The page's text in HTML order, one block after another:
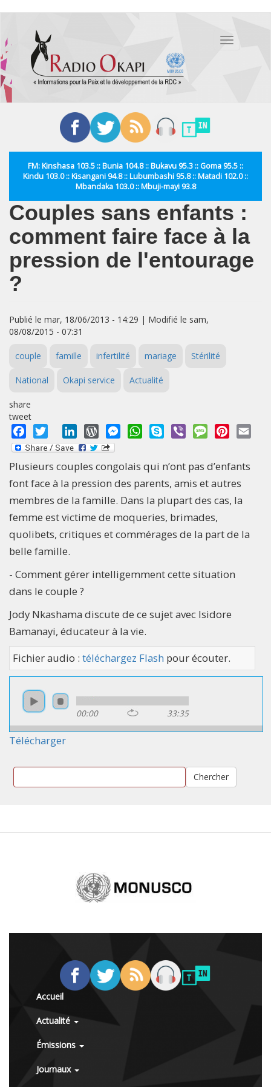
contenu
principal
Toggle
FM: Kinshasa 103.5 :: Bunia 104.8 :: Bukavu 95.3 :: Goma 95.5 ::
Kindu 103.0 :: Kisangani 94.8 :: Lubumbashi 95.8 :: Matadi 102.0 ::
Mbandaka 103.0 :: Mbuji-mayi 93.8
Couples sans enfants :
comment faire face à la
pression de l'entourage
?
Publié le mar, 18/06/2013 - 14:29 | Modifié le sam,
08/08/2015 - 07:31
couple famille infertilité mariage Stérilité
National Okapi service Actualité
share
tweet
Facebook
Twitter LinkedInWordPressMessengerWhatsApp
Skype Viber MessagePinterest
Plusieurs couples congolais qui n’ont pas d’enfants
font face à la pression des parents, amis et autres
membres de la famille. Dans la plupart des cas, la
femme est victime de moqueries, brimades,
quolibets, critiques et commérages de la part de la
belle famille.
- Comment gérer intelligemment cette situation
dans le couple ?
Jody Nkashama discute de ce sujet avec Isidore
Bamanayi, éducateur à la vie.
Fichier audio : téléchargez Flash pour écouter.
00:00 33:35
Télécharger
Chercher
Accueil
Actualité
Émissions
Journaux